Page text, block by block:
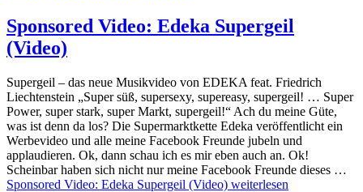
Sponsored Video: Edeka Supergeil
(Video)
Supergeil – das neue Musikvideo von EDEKA feat. Friedrich
Liechtenstein „Super süß, supersexy, supereasy, supergeil! … Super
Power, super stark, super Markt, supergeil!“ Ach du meine Güte,
was ist denn da los? Die Supermarktkette Edeka veröffentlicht ein
Werbevideo und alle meine Facebook Freunde jubeln und
applaudieren. Ok, dann schau ich es mir eben auch an. Ok!
Scheinbar haben sich nicht nur meine Facebook Freunde dieses …
Sponsored Video: Edeka Supergeil (Video) weiterlesen